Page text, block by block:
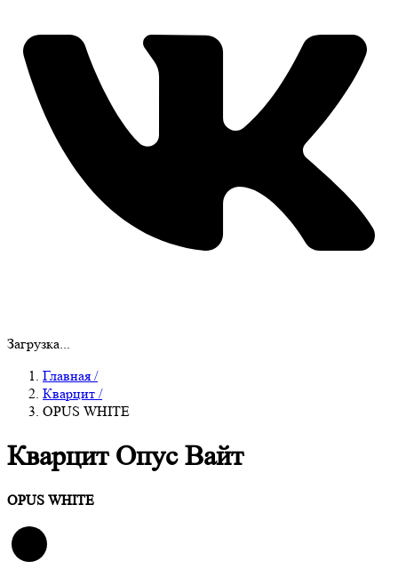
Загрузка...
Главная /
Кварцит /
OPUS WHITE
Кварцит Опус Вайт
OPUS WHITE